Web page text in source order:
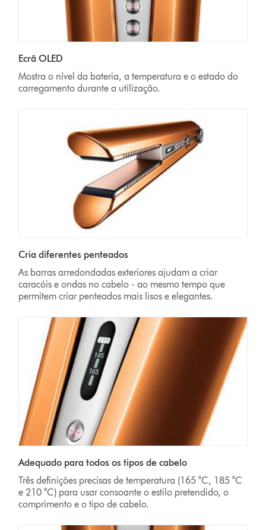
Ecrã OLED
Mostra o nível da bateria, a temperatura e o estado do
carregamento durante a utilização.
Cria diferentes penteados
As barras arredondadas exteriores ajudam a criar
caracóis e ondas no cabelo - ao mesmo tempo que
permitem criar penteados mais lisos e elegantes.
Adequado para todos os tipos de cabelo
Três definições precisas de temperatura (165 °C, 185 °C
e 210 °C) para usar consoante o estilo pretendido, o
comprimento e o tipo de cabelo.